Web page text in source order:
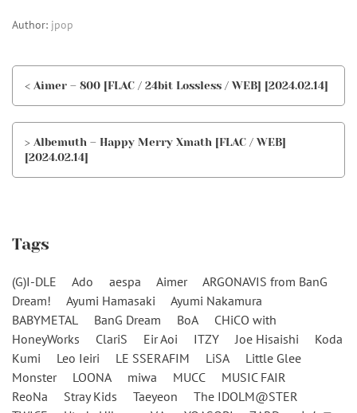
Author: jpop
< Aimer – 800 [FLAC / 24bit Lossless / WEB] [2024.02.14]
> Albemuth – Happy Merry Xmath [FLAC / WEB]
[2024.02.14]
Tags
(G)I-DLE Ado aespa Aimer
ARGONAVIS from BanG
Dream!
Ayumi Hamasaki
Ayumi Nakamura
BABYMETAL
BanG Dream BoA
CHiCO with
HoneyWorks
ClariS Eir Aoi ITZY Joe Hisaishi
Koda
Kumi
Leo Ieiri LE SSERAFIM LiSA
Little Glee
Monster
LOONA miwa MUCC
MUSIC FAIR
ReoNa
Stray Kids Taeyeon
The IDOLM@STER